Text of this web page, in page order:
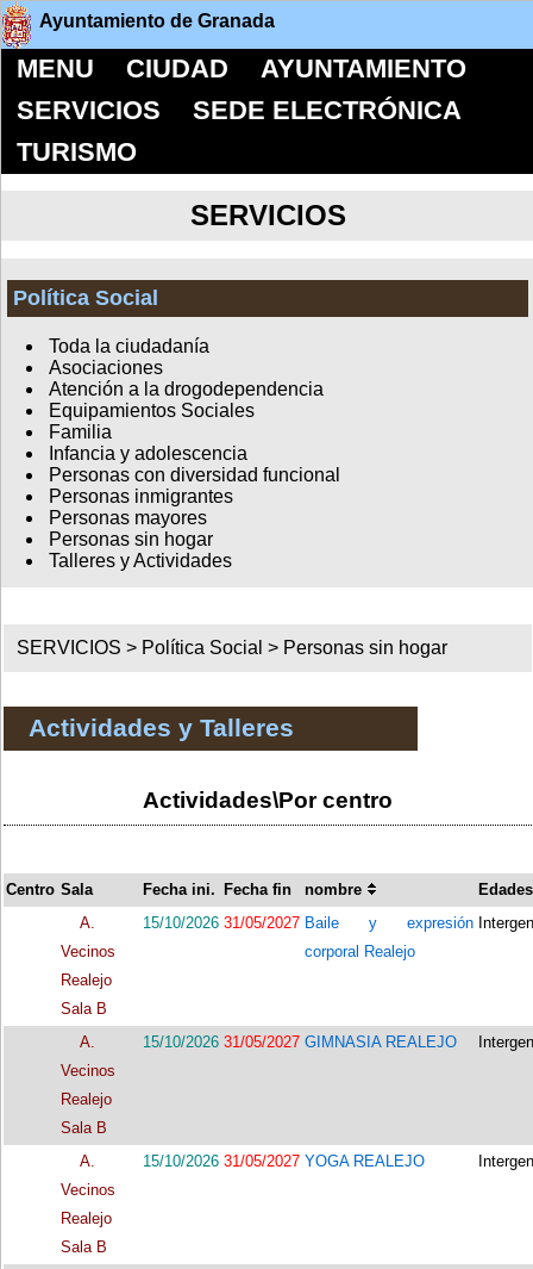
Ayuntamiento de Granada
MENU CIUDAD
AYUNTAMIENTO
SERVICIOS
SEDE ELECTRÓNICA
TURISMO
SERVICIOS
Política Social
Toda la ciudadanía
Asociaciones
Atención a la drogodependencia
Equipamientos Sociales
Familia
Infancia y adolescencia
Personas con diversidad funcional
Personas inmigrantes
Personas mayores
Personas sin hogar
Talleres y Actividades
SERVICIOS > Política Social > Personas sin hogar
Actividades y Talleres
Actividades\Por centro
Centro Sala Fecha ini. Fecha fin nombre
Edades
A.
Vecinos
Realejo
Sala B
15/10/2026 31/05/2027 Baile y expresión
corporal Realejo
A.
Vecinos
Realejo
Sala B
15/10/2026 31/05/2027 GIMNASIA REALEJO
A.
Vecinos
Realejo
Sala B
15/10/2026 31/05/2027 YOGA REALEJO